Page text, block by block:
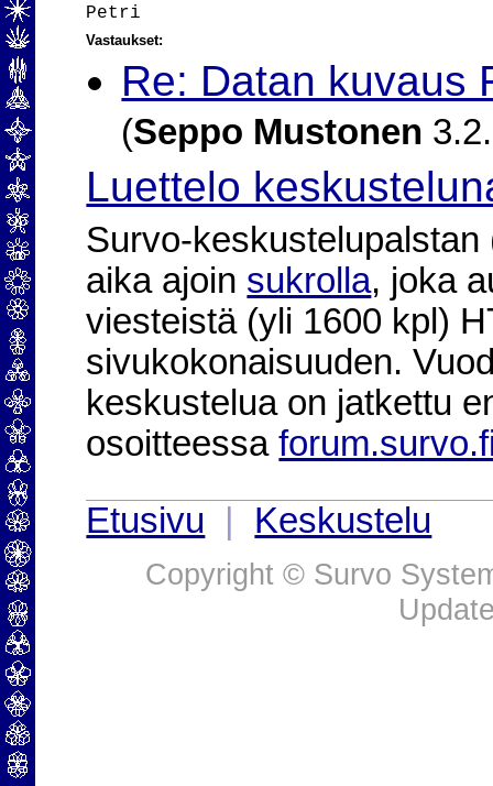
Vastaukset:
Re: Datan kuvaus
(Seppo Mustonen
Luettelo
Survo-
aika ajoin sukrolla, joka
viesteistä (yli 1600 kpl)
sivukokonaisuuden.
keskustelua on jatkettu
osoitteessa
Etusivu
Keskustelu
Copyright © Survo